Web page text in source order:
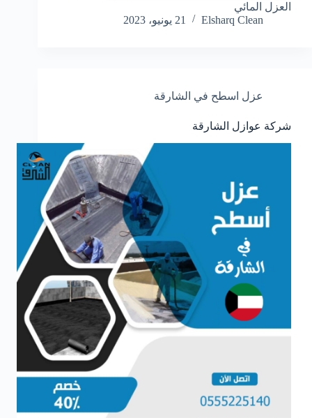
العزل المائي
Elsharq Clean
21 يونيو، 2023
عزل اسطح في الشارقة
شركة عوازل الشارقة